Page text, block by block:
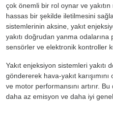
çok önemli bir rol oynar ve
hassas bir şekilde iletilmesini
sistemlerinin aksine, yakıt
yakıtı doğrudan yanma
sensörler ve elektronik kontroller
Yakıt enjeksiyon sistemleri yakıtı
göndererek hava-yakıt
ve motor performansını artırır.
daha az emisyon ve daha iyi